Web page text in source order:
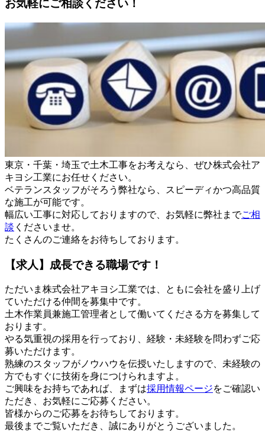
お気軽にご相談ください！
東京・千葉・埼玉で土木工事をお考えなら、ぜひ株式会社ア
キヨシ工業にお任せください。
ベテランスタッフがそろう弊社なら、スピーディかつ高品質
な施工が可能です。
幅広い工事に対応しておりますので、お気軽に弊社までご相
談 くださいませ。
たくさんのご連絡をお待ちしております。
【求人】成長できる職場です！
ただいま株式会社アキヨシ工業では、ともに会社を盛り上げ
ていただける仲間を募集中です。
土木作業員兼施工管理者として働いてくださる方を募集して
おります。
やる気重視の採用を行っており、経験・未経験を問わずご応
募いただけます。
熟練のスタッフがノウハウを伝授いたしますので、未経験の
方でもすぐに技術を身につけられますよ。
ご興味をお持ちであれば、まずは採用情報ページをご確認い
ただき、お気軽にご応募ください。
皆様からのご応募をお待ちしております。
最後までご覧いただき、誠にありがとうございました。